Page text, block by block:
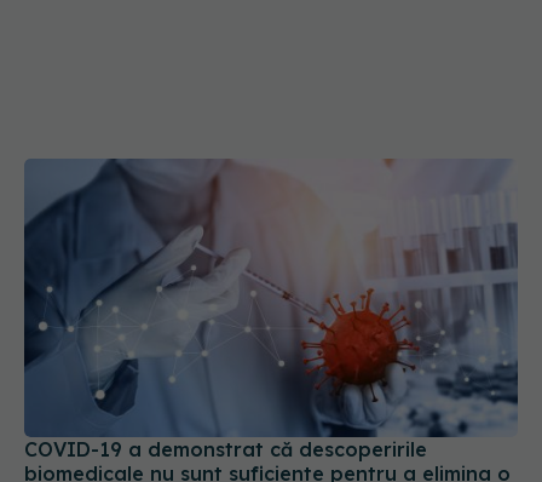
COVID-19 a demonstrat că descoperirile
biomedicale nu sunt suficiente pentru a elimina o
boală
05 mar 2025, 21:11